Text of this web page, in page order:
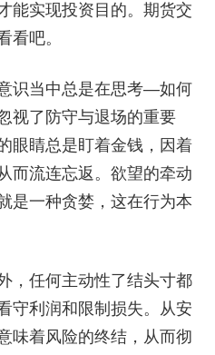
能实现投资目的。期货交
看吧。
当中总是在思考—如何
视了防守与退场的重要
眼睛总是盯着金钱，因着
而流连忘返。欲望的牵动
是一种贪婪，这在行为本
任何主动性了结头寸都
利润和限制损失。从安
味着风险的终结，从而彻